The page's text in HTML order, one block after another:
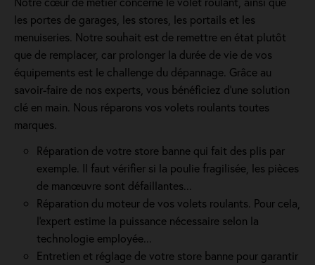
les portes de garages, les stores, les portails et les
menuiseries. Notre souhait est de remettre en état plutôt
que de remplacer, car prolonger la durée de vie de vos
équipements est le challenge du dépannage. Grâce au
savoir-faire de nos experts, vous bénéficiez d'une solution
clé en main. Nous réparons vos volets roulants toutes
marques.
Réparation de votre store banne qui fait des plis par
exemple. Il faut vérifier si la poulie fragilisée, les pièces
de manœuvre sont défaillantes...
Réparation du moteur de vos volets roulants. Pour cela,
l'expert estime la puissance nécessaire selon la
technologie employée...
Entretien et réglage de votre store banne pour garantir